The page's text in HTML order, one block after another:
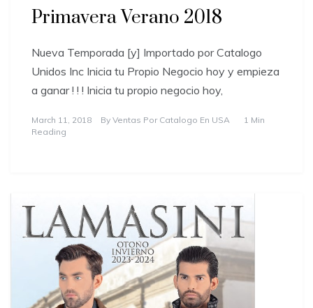
Primavera Verano 2018
Nueva Temporada [y] Importado por Catalogo
Unidos Inc Inicia tu Propio Negocio hoy y empieza
a ganar ! ! ! Inicia tu propio negocio hoy,
March 11, 2018 By Ventas Por Catalogo En USA
1 Min
Reading